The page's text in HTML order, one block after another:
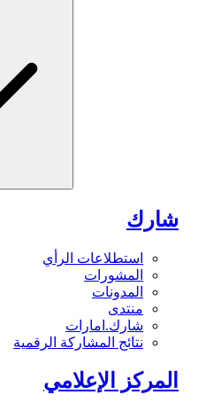
شارك
استطلاعات الرأي
المشورات
المدونات
منتدى
شارك.امارات
نتائج المشاركة الرقمية
المركز الإعلامي